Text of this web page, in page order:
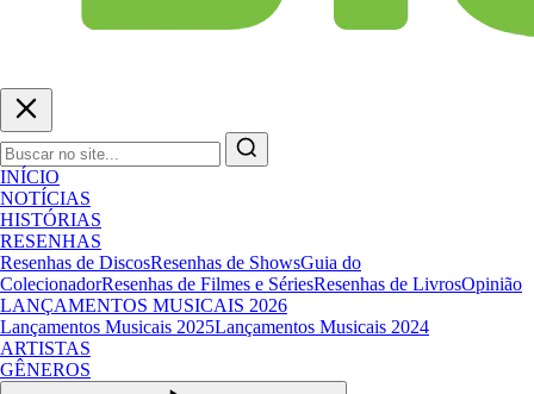
INÍCIO
NOTÍCIAS
HISTÓRIAS
RESENHAS
Resenhas de DiscosResenhas de ShowsGuia do
ColecionadorResenhas de Filmes e SériesResenhas de LivrosOpinião
LANÇAMENTOS MUSICAIS 2026
Lançamentos Musicais 2025Lançamentos Musicais 2024
ARTISTAS
GÊNEROS